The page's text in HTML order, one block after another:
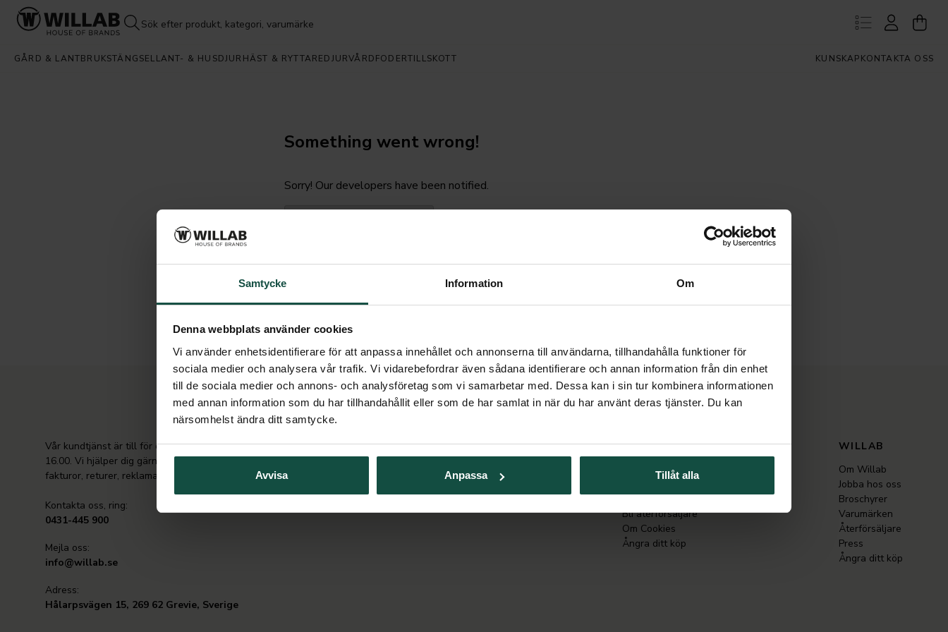
Samtycke Information Om
Denna webbplats använder cookies
Vi använder enhetsidentifierare för att anpassa innehållet och annonserna till användarna, tillhandahålla funktioner för
sociala medier och analysera vår trafik. Vi vidarebefordrar även sådana identifierare och annan information från din enhet
till de sociala medier och annons- och analysföretag som vi samarbetar med. Dessa kan i sin tur kombinera informationen
med annan information som du har tillhandahållit eller som de har samlat in när du har använt deras tjänster. Du kan
närsomhelst ändra ditt samtycke.
Avvisa Anpassa Tillåt alla
GÅRD & LANTBRUKSTÄNGSELLANT- & HUSDJUR HÄST & RYTTAREDJURVÅRDFODERTILLSKOTT KUNSKAPKONTAKTA OSS
Something went wrong!
Sorry! Our developers have been notified.
Vår kundtjänst är till för dig och är öppen måndag-fredag 8.00-
16.00. Vi hjälper dig gärna med frågor gällande ditt köp, leverans,
fakturor, returer, reklamationer, etc.
Kontakta oss, ring:
0431-445 900
Mejla oss:
info@willab.se
Adress:
Hålarpsvägen 15, 269 62 Grevie, Sverige
WILLAB
Om Willab
Jobba hos oss
Broschyrer
Varumärken
Återförsäljare
Press
Ångra ditt köp
KUNDSERVICE
Kontakta oss
Service & support
Bli återförsäljare
Om Cookies
Ångra ditt köp